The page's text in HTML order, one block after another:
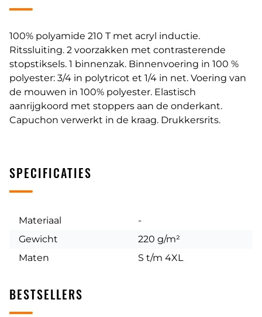
100% polyamide 210 T met acryl inductie.
Ritssluiting. 2 voorzakken met contrasterende
stopstiksels. 1 binnenzak. Binnenvoering in 100 %
polyester: 3/4 in polytricot et 1/4 in net. Voering van
de mouwen in 100% polyester. Elastisch
aanrijgkoord met stoppers aan de onderkant.
Capuchon verwerkt in de kraag. Drukkersrits.
SPECIFICATIES
Materiaal
-
Gewicht
220 g/m²
Maten
S t/m 4XL
BESTSELLERS